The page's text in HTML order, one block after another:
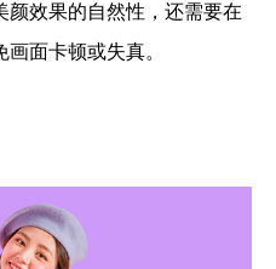
颜效果的自然性，还需要在
面卡顿或失真。